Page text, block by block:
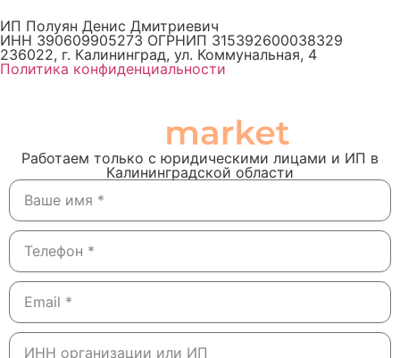
ИП Полуян Денис Дмитриевич
ИНН 390609905273 ОГРНИП 315392600038329
236022, г. Калининград, ул. Коммунальная, 4
Политика конфиденциальности
Работаем только с юридическими лицами и ИП в
Калининградской области